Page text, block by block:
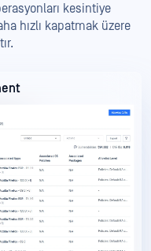
kesintiye
hızlı kapatmak üzere